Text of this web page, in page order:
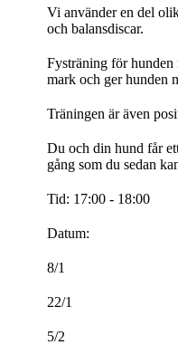
Vi använder en del
och balansdiscar.
Fysträning för hunden
mark och ger hunden
Träningen är även
Du och din hund får
gång som du sedan
Tid: 17:00 - 18:00
Datum:
8/1
22/1
5/2